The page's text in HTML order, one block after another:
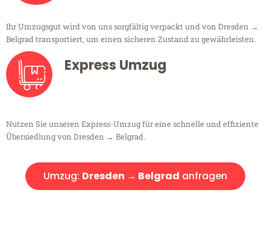
Ihr Umzugsgut wird von uns sorgfältig verpackt und von Dresden →
Belgrad transportiert, um einen sicheren Zustand zu gewährleisten.
Express Umzug
Nutzen Sie unseren Express-Umzug für eine schnelle und effiziente
Übersiedlung von Dresden → Belgrad.
Umzug: Dresden → Belgrad anfragen